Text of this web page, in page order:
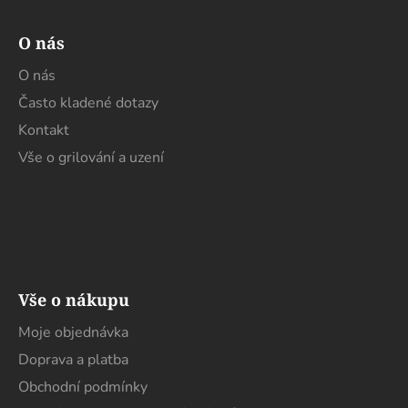
O nás
O nás
Často kladené dotazy
Kontakt
Vše o grilování a uzení
Vše o nákupu
Moje objednávka
Doprava a platba
Obchodní podmínky